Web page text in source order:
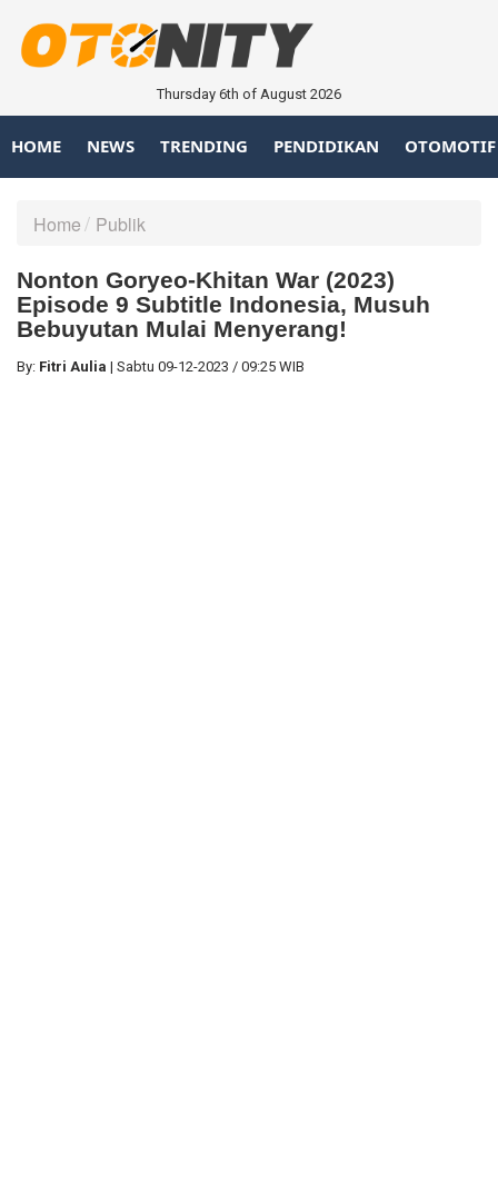
Thursday 6th of August 2026
HOME NEWS TRENDING PENDIDIKAN OTOMOTIF
Home Publik
Nonton Goryeo-Khitan War (2023)
Episode 9 Subtitle Indonesia, Musuh
Bebuyutan Mulai Menyerang!
By: Fitri Aulia | Sabtu 09-12-2023 / 09:25 WIB